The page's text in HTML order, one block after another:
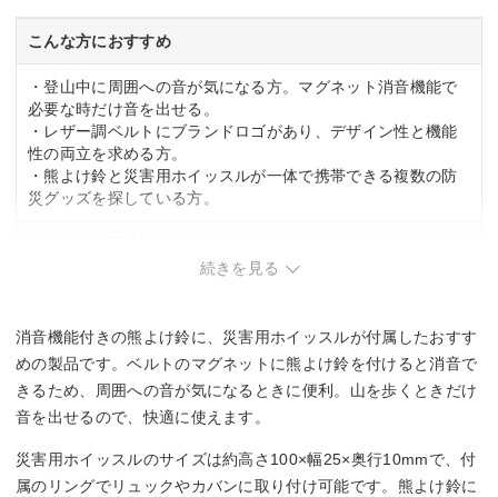
こんな方におすすめ
・登山中に周囲への音が気になる方。マグネット消音機能で
必要な時だけ音を出せる。
・レザー調ベルトにブランドロゴがあり、デザイン性と機能
性の両立を求める方。
・熊よけ鈴と災害用ホイッスルが一体で携帯できる複数の防
災グッズを探している方。
続きを見る
消音機能付きの熊よけ鈴に、災害用ホイッスルが付属したおすす
めの製品です。ベルトのマグネットに熊よけ鈴を付けると消音で
きるため、周囲への音が気になるときに便利。山を歩くときだけ
音を出せるので、快適に使えます。
災害用ホイッスルのサイズは約高さ100×幅25×奥行10mmで、付
属のリングでリュックやカバンに取り付け可能です。熊よけ鈴に